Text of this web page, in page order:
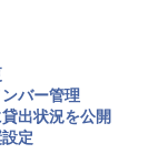
バー管理
出状況を公開
定